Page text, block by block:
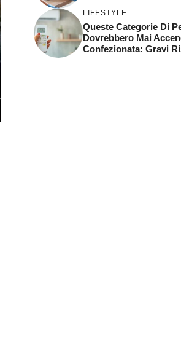
LIFESTYLE
Queste Categorie Di
Dovrebbero Mai
Confezionata: Gravi